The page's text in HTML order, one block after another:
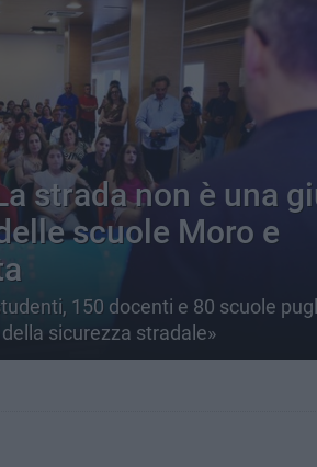
strada non è una
scuole Moro e
150 docenti e 80 scuole
sicurezza stradale»